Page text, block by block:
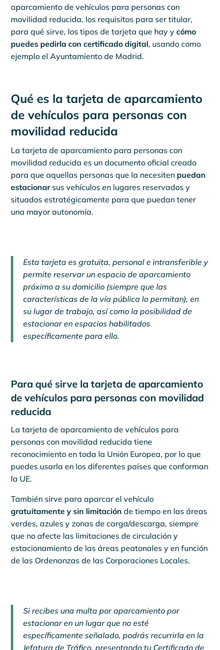
aparcamiento de vehículos para personas con
movilidad reducida, los requisitos para ser titular,
para qué sirve, los tipos de tarjeta que hay ycómo
puedes pedirla con certificado digital, usando como
ejemplo el Ayuntamiento de Madrid.
Qué es la tarjeta de aparcamiento
de vehículos para personas con
movilidad reducida
La tarjeta de aparcamiento para personas con
movilidad reducida es un documento oficial creado
para que aquellas personas que la necesiten puedan
estacionarsus vehículos en lugares reservados y
situados estratégicamente para que puedan tener
una mayor autonomía.
Esta tarjeta es gratuita, personal e intransferible y
permite reservar un espacio de aparcamiento
próximo a su domicilio (siempre que las
características de la vía pública lo permitan), en
su lugar de trabajo, así como la posibilidad de
estacionar en espacios habilitados
específicamente para ello.
Para qué sirve la tarjeta de aparcamiento
de vehículos para personas con movilidad
reducida
La tarjeta de aparcamiento de vehículos para
personas con movilidad reducida tiene
reconocimiento en toda la Unión Europea, por lo que
puedes usarla en los diferentes países que conforman
la UE.
También sirve para aparcar el vehículo
gratuitamente y sin limitación de tiempo en las áreas
verdes, azules y zonas de carga/descarga, siempre
que no afecte las limitaciones de circulación y
estacionamiento de las áreas peatonales y en función
de las Ordenanzas de las Corporaciones Locales.
Si recibes una multa por aparcamiento por
estacionar en un lugar que no esté
específicamente señalado, podrás recurrirla en la
Jefatura de Tráfico, presentando tu Certificado de